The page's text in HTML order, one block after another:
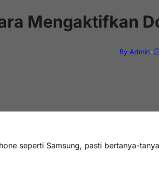
Mengaktifkan
By Admin•
seperti Samsung, pasti bertanya-